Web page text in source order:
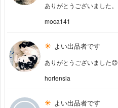
ありがとうございました。
moca141
よい出品者です
ありがとうございました😊
hortensia
よい出品者です